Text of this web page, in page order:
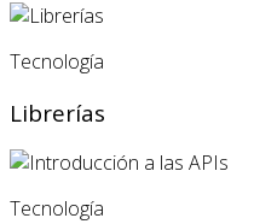
Tecnología
Librerías
Tecnología